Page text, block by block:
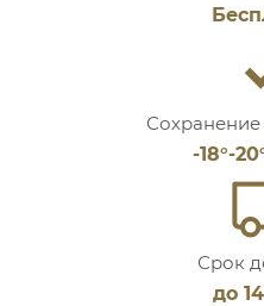
-18°-
Срок
до